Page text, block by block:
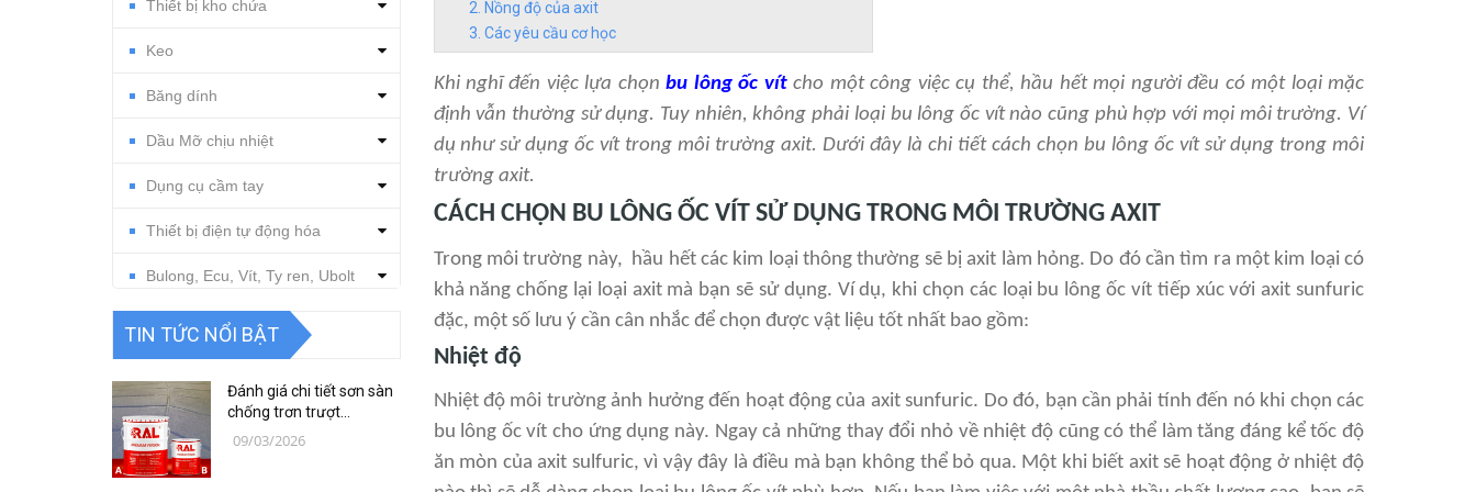
Nồng độ của axit
Các yêu cầu cơ học
Khi nghĩ đến việc lựa chọnbu lông ốc vítcho một công việc cụ thể, hầu hết mọi người đều có một loại mặc
định vẫn thường sử dụng. Tuy nhiên, không phải loại bu lông ốc vít nào cũng phù hợp với mọi môi trường. Ví
dụ như sử dụng ốc vít trong môi trường axit. Dưới đây là chi tiết cách chọn bu lông ốc vít sử dụng trong môi
trường axit.
CÁCH CHỌN BU LÔNG ỐC VÍT SỬ DỤNG TRONG MÔI TRƯỜNG AXIT
Trong môi trường này, hầu hết các kim loại thông thường sẽ bị axit làm hỏng. Do đó cần tìm ra một kim loại có
khả năng chống lại loại axit mà bạn sẽ sử dụng. Ví dụ, khi chọn các loại bu lông ốc vít tiếp xúc với axit sunfuric
đặc, một số lưu ý cần cân nhắc để chọn được vật liệu tốt nhất bao gồm:
Nhiệt độ
Nhiệt độ môi trường ảnh hưởng đến hoạt động của axit sunfuric. Do đó, bạn cần phải tính đến nó khi chọn các
bu lông ốc vít cho ứng dụng này. Ngay cả những thay đổi nhỏ về nhiệt độ cũng có thể làm tăng đáng kể tốc độ
ăn mòn của axit sulfuric, vì vậy đây là điều mà bạn không thể bỏ qua. Một khi biết axit sẽ hoạt động ở nhiệt độ
Thiết bị kho chứa
Keo
Băng dính
Dầu Mỡ chịu nhiệt
Dụng cụ cầm tay
Thiết bị điện tự động hóa
Bulong, Ecu, Vít, Ty ren, Ubolt
Dụng cụ cắt gọt
Thiết bị, vật tư điện nước
Thiết bị, vật tư điện lạnh
TIN TỨC NỔI BẬT
Đánh giá chi tiết sơn sàn
chống trơn trượt
RAFLOOR ANTI-SLIP MIO
09/03/2026